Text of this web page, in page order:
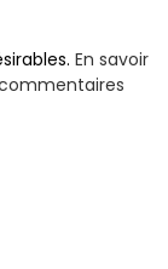
En savoir